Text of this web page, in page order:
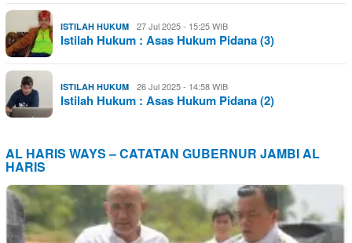
ISTILAH HUKUM 27 Jul 2025 - 15:25 WIB
Istilah Hukum : Asas Hukum Pidana (3)
ISTILAH HUKUM 26 Jul 2025 - 14:58 WIB
Istilah Hukum : Asas Hukum Pidana (2)
AL HARIS WAYS – CATATAN GUBERNUR JAMBI AL
HARIS